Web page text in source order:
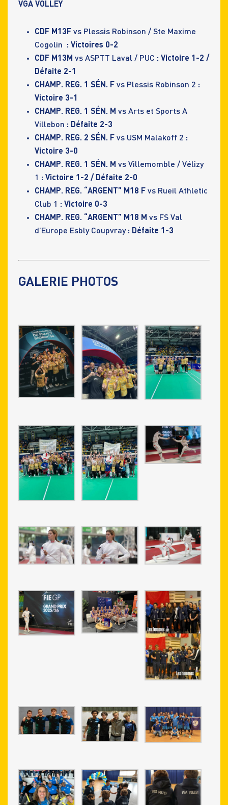
VGA VOLLEY
CDF M13F vs Plessis Robinson / Ste Maxime
Cogolin : Victoires 0-2
CDF M13M vs ASPTT Laval / PUC : Victoire 1-2 /
Défaite 2-1
CHAMP. REG. 1 SÉN. F vs Plessis Robinson 2 :
Victoire 3-1
CHAMP. REG. 1 SÉN. M vs Arts et Sports A
Villebon : Défaite 2-3
CHAMP. REG. 2 SÉN. F vs USM Malakoff 2 :
Victoire 3-0
CHAMP. REG. 1 SÉN. M vs Villemomble / Vélizy
1 : Victoire 1-2 / Défaite 2-0
CHAMP. REG. “ARGENT” M18 F vs Rueil Athletic
Club 1
: Victoire 0-3
CHAMP. REG. “ARGENT” M18 M vs FS Val
d’Europe Esbly Coupvray : Défaite 1-3
GALERIE PHOTOS